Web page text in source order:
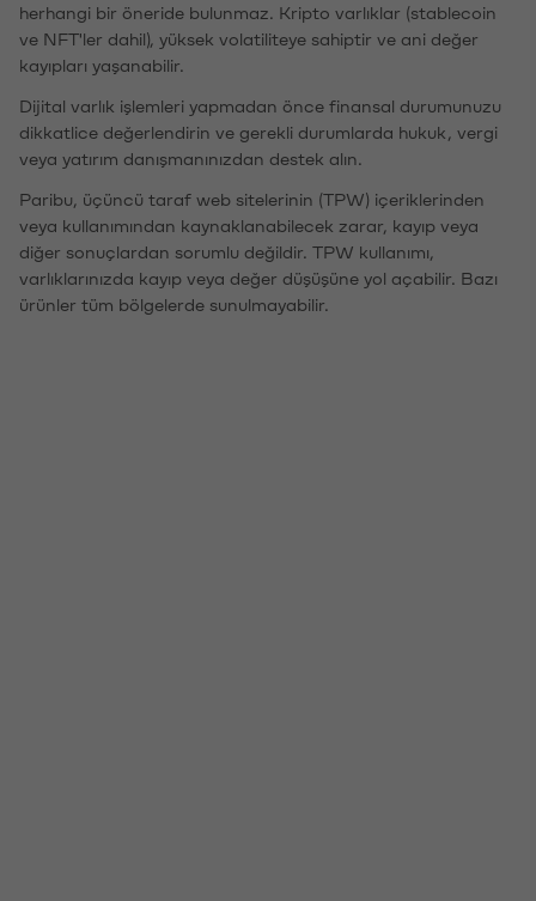
herhangi bir öneride bulunmaz. Kripto varlıklar (stablecoin
ve NFT'ler dahil), yüksek volatiliteye sahiptir ve ani değer
kayıpları yaşanabilir.
Dijital varlık işlemleri yapmadan önce finansal durumunuzu
dikkatlice değerlendirin ve gerekli durumlarda hukuk, vergi
veya yatırım danışmanınızdan destek alın.
Paribu, üçüncü taraf web sitelerinin (TPW) içeriklerinden
veya kullanımından kaynaklanabilecek zarar, kayıp veya
diğer sonuçlardan sorumlu değildir. TPW kullanımı,
varlıklarınızda kayıp veya değer düşüşüne yol açabilir. Bazı
ürünler tüm bölgelerde sunulmayabilir.